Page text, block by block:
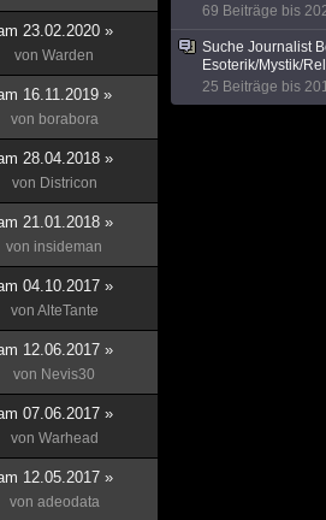
23.02.2020 »
von Warden
16.11.2019 »
von borabora
28.04.2018 »
von Districon
21.01.2018 »
von insideman
04.10.2017 »
von AlteTante
12.06.2017 »
von Nevis30
07.06.2017 »
von Warhead
12.05.2017 »
von adeodata
69 Beiträge bis
Suche Journalist
Esoterik/Mystik/
25 Beiträge bis